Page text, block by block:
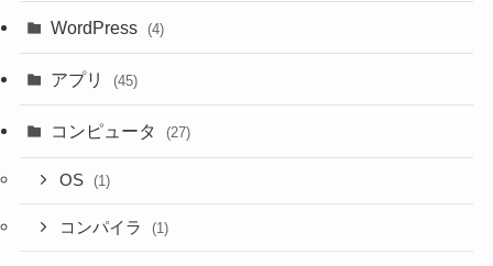
WordPress (4)
アプリ (45)
コンピュータ (27)
OS (1)
コンパイラ (1)